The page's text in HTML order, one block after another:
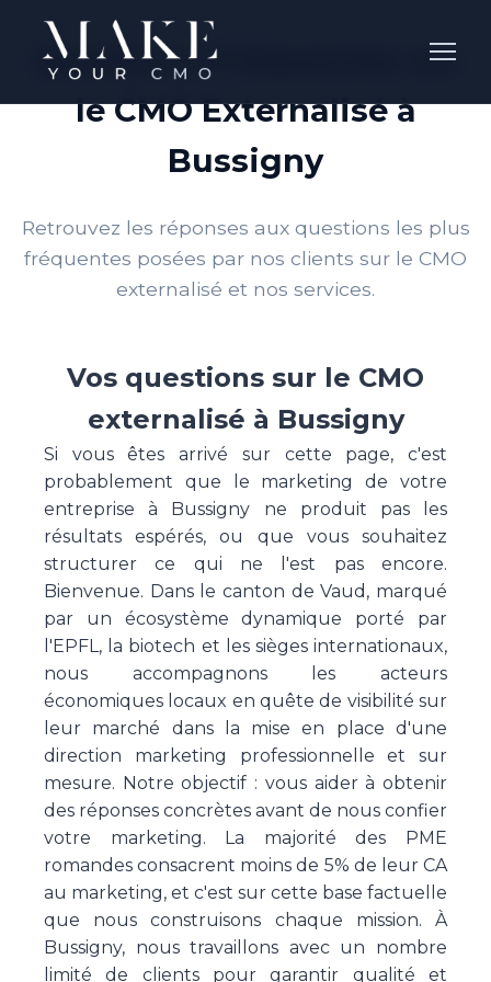
Questions Fréquentes sur
le CMO Externalisé à
Bussigny
Retrouvez les réponses aux questions les plus
fréquentes posées par nos clients sur le CMO
externalisé et nos services.
Vos questions sur le CMO
externalisé à Bussigny
Si vous êtes arrivé sur cette page, c'est
probablement que le marketing de votre
entreprise à Bussigny ne produit pas les
résultats espérés, ou que vous souhaitez
structurer ce qui ne l'est pas encore.
Bienvenue. Dans le canton de Vaud, marqué
par un écosystème dynamique porté par
l'EPFL, la biotech et les sièges internationaux,
nous accompagnons les acteurs
économiques locaux en quête de visibilité sur
leur marché dans la mise en place d'une
direction marketing professionnelle et sur
mesure. Notre objectif : vous aider à obtenir
des réponses concrètes avant de nous confier
votre marketing. La majorité des PME
romandes consacrent moins de 5% de leur CA
au marketing, et c'est sur cette base factuelle
que nous construisons chaque mission. À
Bussigny, nous travaillons avec un nombre
limité de clients pour garantir qualité et